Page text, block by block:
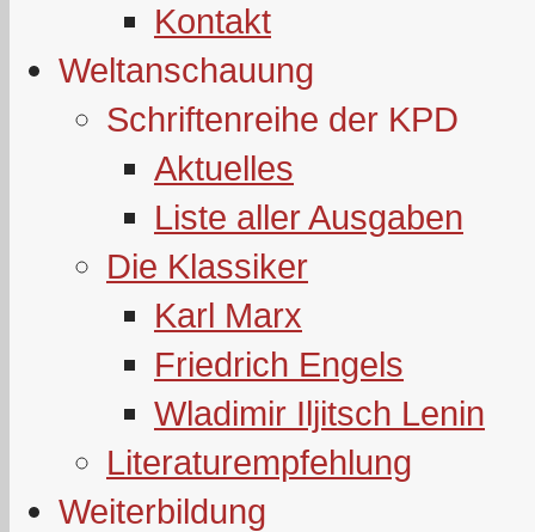
Kontakt
Weltanschauung
Schriftenreihe der KPD
Aktuelles
Liste aller Ausgaben
Die Klassiker
Karl Marx
Friedrich Engels
Wladimir Iljitsch Lenin
Literaturempfehlung
Weiterbildung